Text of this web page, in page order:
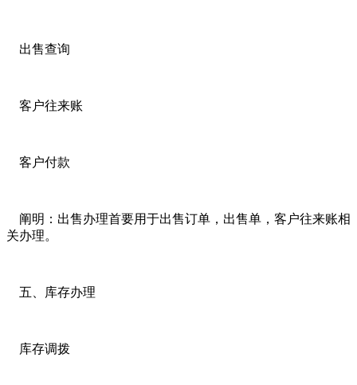
出售查询
客户往来账
客户付款
阐明：出售办理首要用于出售订单，出售单，客户往来账相
关办理。
五、库存办理
库存调拨